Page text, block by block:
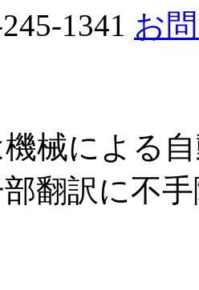
1341 お
械による
翻訳に不